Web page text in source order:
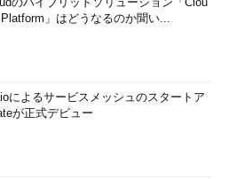
」はどうなるのか聞い...
によるサービスメッシュのスタートア
が正式デビュー